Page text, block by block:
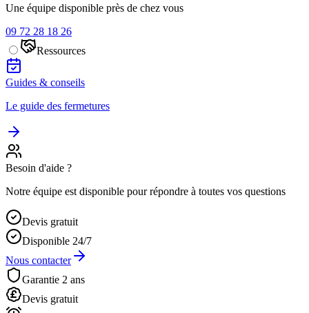
Une équipe disponible près de chez vous
09 72 28 18 26
Ressources
Guides & conseils
Le guide des fermetures
Besoin d'aide ?
Notre équipe est disponible pour répondre à toutes vos questions
Devis gratuit
Disponible 24/7
Nous contacter
Garantie 2 ans
Devis gratuit